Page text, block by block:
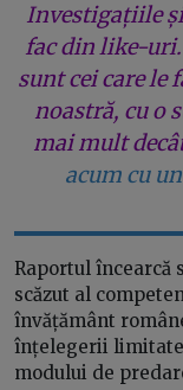
Investigațiile
fac din like-
sunt cei care le
noastră, cu o
mai mult
acum cu
Raportul încearcă
scăzut al
învățământ
înțelegerii limitate
modului de